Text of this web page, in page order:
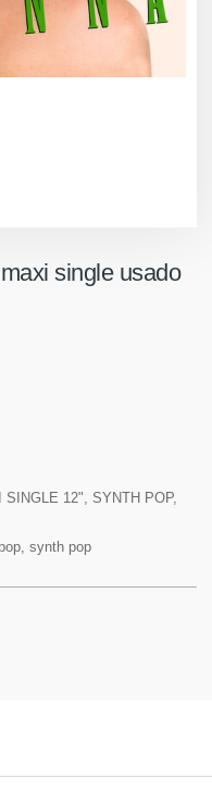
single usado
SINGLE 12" SYNTH POP,
pop synth pop